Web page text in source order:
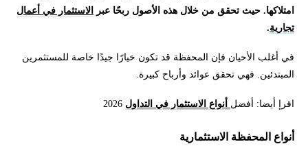
امتلاكها. حيث تحقق من خلال هذه الأصول ربحًا عبر
الاستثمار في أعمال
تجارية.
في أغلب الأحيان فإن المحفظة قد تكون خيارًا جيدًا خاصة للمستثمرين
المبتدئين. فهي تحقق عوائد وأرباح كبيرة.
اقرإ أيضا: أفضل أنواع الاستثمار في التداول
أنواع المحفظة الاستثمارية